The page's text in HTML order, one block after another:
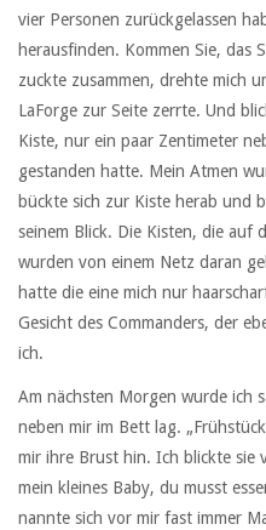
vier Personen zurückgelassen
herausfinden. Kommen Sie,
zuckte zusammen, drehte mich
LaForge zur Seite zerrte. Und
Kiste, nur ein paar Zentimeter
gestanden hatte. Mein Atmen
bückte sich zur Kiste herab und
seinem Blick. Die Kisten, die auf
wurden von einem Netz daran
hatte die eine mich nur
Gesicht des Commanders, der
ich.
Am nächsten Morgen wurde ich
neben mir im Bett lag.
mir ihre Brust hin. Ich blickte sie
mein kleines Baby, du musst
nannte sich vor mir fast immer